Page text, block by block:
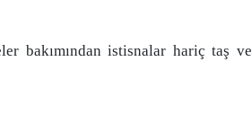
bakımından istisnalar hariç taş ve